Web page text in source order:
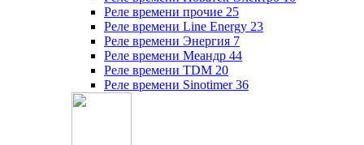
Реле времени прочие 25
Реле времени Line Energy 23
Реле времени Энергия 7
Реле времени Меандр 44
Реле времени TDM 20
Реле времени Sinotimer 36